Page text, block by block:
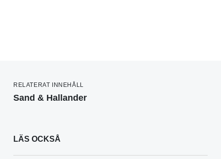
RELATERAT INNEHÅLL
Sand & Hallander
LÄS OCKSÅ